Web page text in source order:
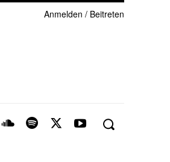
Anmelden / Beitreten